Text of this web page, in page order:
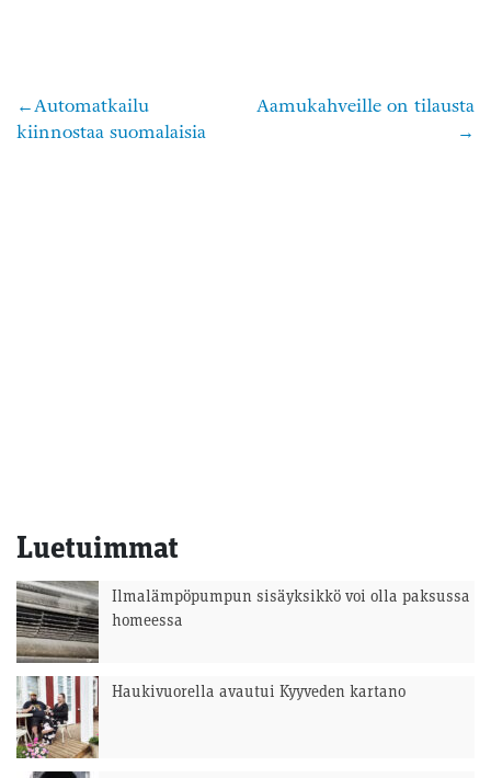
Artikkelien
Automatkailu
kiinnostaa suomalaisia
Aamukahveille on tilausta
Luetuimmat
Ilmalämpöpumpun sisäyksikkö voi olla paksussa
homeessa
Haukivuorella avautui Kyyveden kartano